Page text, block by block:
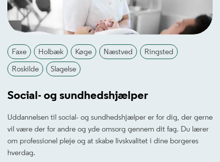
Faxe Holbæk Køge Næstved
Ringsted
Roskilde
Slagelse
Social- og sundhedshjælper
Uddannelsen til social- og sundhedshjælper er for dig, der gerne
vil være der for andre og yde omsorg gennem dit fag. Du lærer
om professionel pleje og at skabe livskvalitet i dine borgeres
hverdag.